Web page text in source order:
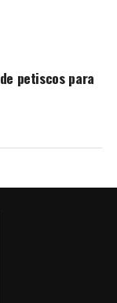
petiscos para